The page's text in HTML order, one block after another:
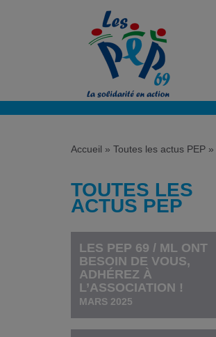
Accueil » Toutes les actus PEP »
TOUTES LES
ACTUS PEP
LES PEP 69 / ML ONT
BESOIN DE VOUS,
ADHÉREZ À
L’ASSOCIATION !
MARS 2025